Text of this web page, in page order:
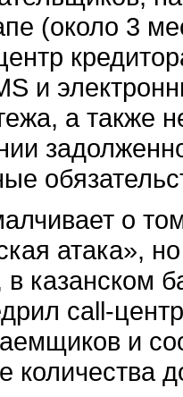
(около 3
и
а также
о
атака»,
казанском
call-центр
и
количества